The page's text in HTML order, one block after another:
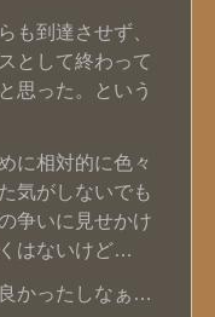
も到達させず、
として終わって
思った。という
に相対的に色々
気がしないでも
争いに見せかけ
はないけど…
かったしなぁ…